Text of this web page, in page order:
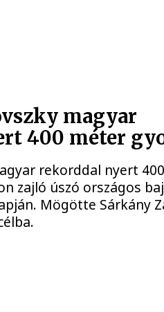
magyar
400 méter
rekorddal nyert
zajló úszó országos
Mögötte Sárkány